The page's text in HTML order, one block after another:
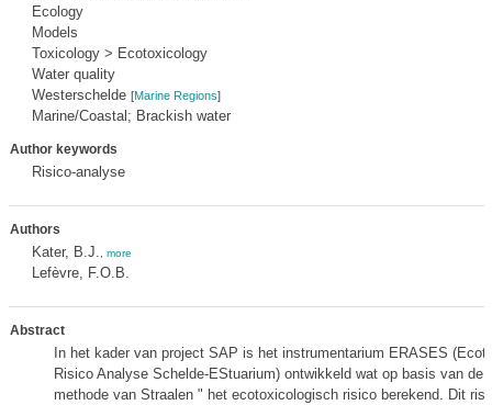
Ecology
Models
Toxicology > Ecotoxicology
Water quality
Westerschelde [Marine Regions]
Marine/Coastal; Brackish water
Author keywords
Risico-analyse
Authors
Kater, B.J. more
Lefèvre, F.O.B.
Abstract
In het kader van project SAP is het instrumentarium ERASES
Risico Analyse Schelde-EStuarium) ontwikkeld wat op basis van de
methode van Straalen " het ecotoxicologisch risico berekend. Dit